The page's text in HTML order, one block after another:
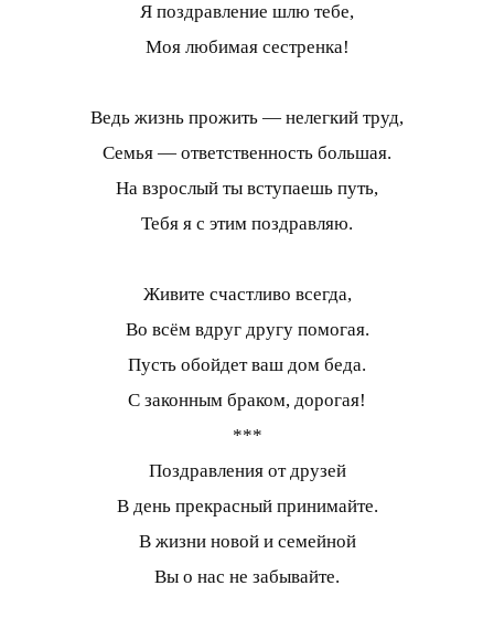
Я поздравление шлю тебе,
Моя любимая сестренка!
Ведь жизнь прожить — нелегкий труд,
Семья — ответственность большая.
На взрослый ты вступаешь путь,
Тебя я с этим поздравляю.
Живите счастливо всегда,
Во всём вдруг другу помогая.
Пусть обойдет ваш дом беда.
С законным браком, дорогая!
***
Поздравления от друзей
В день прекрасный принимайте.
В жизни новой и семейной
Вы о нас не забывайте.